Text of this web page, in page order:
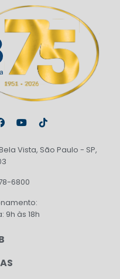
Vista, São Paulo - SP,
6800
9h às 18h